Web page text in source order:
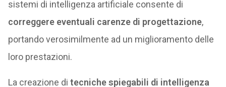
sistemi di intelligenza artificiale consente di
correggere eventuali carenze di progettazione,
portando verosimilmente ad un miglioramento delle
loro prestazioni.
La creazione di tecniche spiegabili di intelligenza